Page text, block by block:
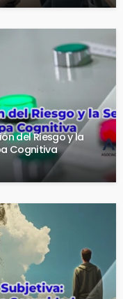
del Riesgo y la
Cognitiva